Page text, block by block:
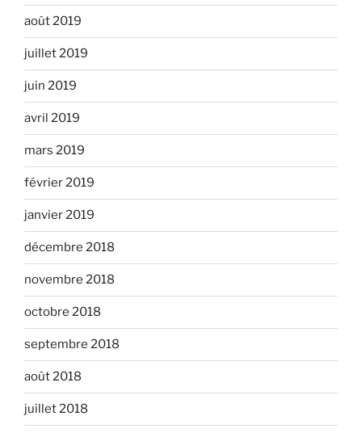
août 2019
juillet 2019
juin 2019
avril 2019
mars 2019
février 2019
janvier 2019
décembre 2018
novembre 2018
octobre 2018
septembre 2018
août 2018
juillet 2018